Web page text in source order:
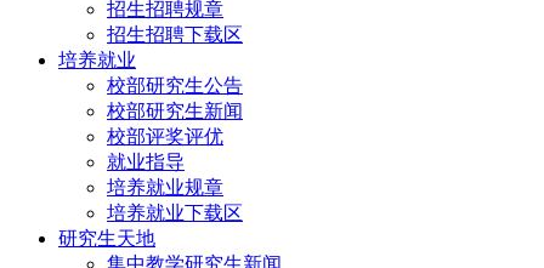
招生招聘规章
招生招聘下载区
培养就业
校部研究生公告
校部研究生新闻
校部评奖评优
就业指导
培养就业规章
培养就业下载区
研究生天地
集中教学研究生新闻